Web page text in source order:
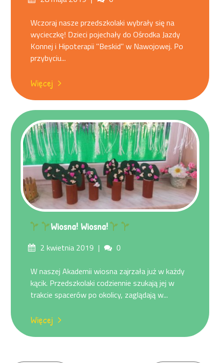
Wczoraj nasze przedszkolaki wybrały się na
wycieczkę! Dzieci pojechały do Ośrodka Jazdy
Konnej i Hipoterapii "Beskid" w Nawojowej. Po
przybyciu...
Więcej
Wiosna! Wiosna!
Posted2 kwietnia 2019 Comments
0
W naszej Akademii wiosna zajrzała już w każdy
kącik. Przedszkolaki codziennie szukają jej w
trakcie spacerów po okolicy, zaglądają w...
Więcej